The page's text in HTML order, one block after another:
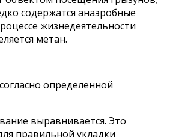
содержатся анаэробные
жизнедеятельности
метан.
определенной
выравнивается. Это
правильной укладки